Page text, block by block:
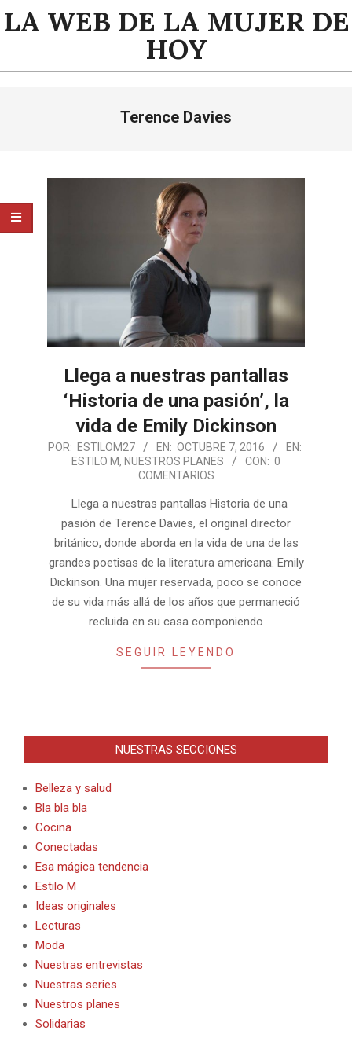
Saltar
alLA WEB DE LA MUJER DE
HOY
Terence Davies
Llega a nuestras pantallas
‘Historia de una pasión’, la
vida de Emily Dickinson
2016-
POR: ESTILOM27 EN: OCTUBRE 7, 2016
EN:
ESTILO M, NUESTROS PLANES CON: 0
COMENTARIOS
Llega a nuestras pantallas Historia de una
pasión de Terence Davies, el original director
británico, donde aborda en la vida de una de las
grandes poetisas de la literatura americana: Emily
Dickinson. Una mujer reservada, poco se conoce
de su vida más allá de los años que permaneció
recluida en su casa componiendo
SEGUIR LEYENDO
NUESTRAS SECCIONES
Belleza y salud
Bla bla bla
Cocina
Conectadas
Esa mágica tendencia
Estilo M
Ideas originales
Lecturas
Moda
Nuestras entrevistas
Nuestras series
Nuestros planes
Solidarias